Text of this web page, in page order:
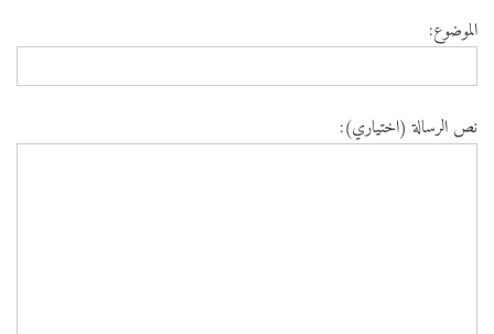
الموضوع:
نص الرسالة (اختياري):